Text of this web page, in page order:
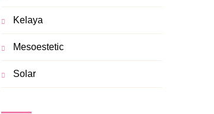
Kelaya
Mesoestetic
Solar